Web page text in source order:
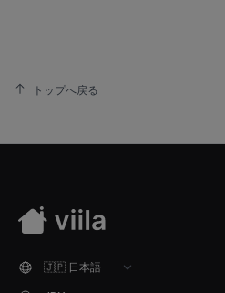
トップへ戻る